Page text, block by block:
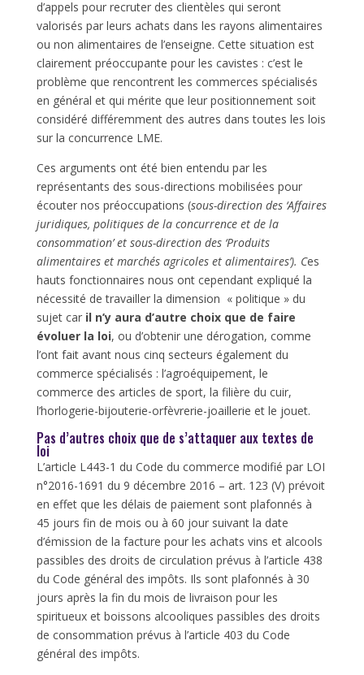
d’appels pour recruter des clientèles qui seront
valorisés par leurs achats dans les rayons alimentaires
ou non alimentaires de l’enseigne. Cette situation est
clairement préoccupante pour les cavistes : c’est le
problème que rencontrent les commerces spécialisés
en général et qui mérite que leur positionnement soit
considéré différemment des autres dans toutes les lois
sur la concurrence LME.
Ces arguments ont été bien entendu par les
représentants des sous-directions mobilisées pour
écouter nos préoccupations (sous-direction des ‘Affaires
juridiques, politiques de la concurrence et de la
consommation’ et sous-direction des ‘Produits
alimentaires et marchés agricoles et alimentaires’). Ces
hauts fonctionnaires nous ont cependant expliqué la
nécessité de travailler la dimension « politique » du
sujet car il n’y aura d’autre choix que de faire
évoluer la loi, ou d’obtenir une dérogation, comme
l’ont fait avant nous cinq secteurs également du
commerce spécialisés : l’agroéquipement, le
commerce des articles de sport, la filière du cuir,
l’horlogerie-bijouterie-orfèvrerie-joaillerie et le jouet.
Pas d’autres choix que de s’attaquer aux textes de
loi
L’article L443-1 du Code du commerce modifié par LOI
n°2016-1691 du 9 décembre 2016 – art. 123 (V) prévoit
en effet que les délais de paiement sont plafonnés à
45 jours fin de mois ou à 60 jour suivant la date
d’émission de la facture pour les achats vins et alcools
passibles des droits de circulation prévus à l’article 438
du Code général des impôts. Ils sont plafonnés à 30
jours après la fin du mois de livraison pour les
spiritueux et boissons alcooliques passibles des droits
de consommation prévus à l’article 403 du Code
général des impôts.